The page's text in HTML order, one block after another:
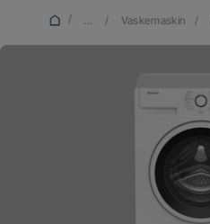
/ ... / Vaskemaskin /